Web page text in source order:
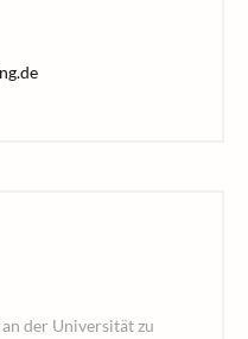
der Universität zu